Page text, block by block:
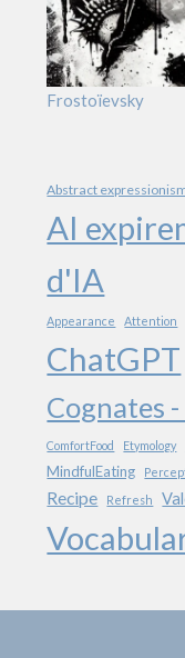
Frostoïevsky
Abstract
AI
d'IA
Appearance Attention
ChatGPT
Cognates
ComfortFood Etymology
MindfulEating
Recipe Refresh